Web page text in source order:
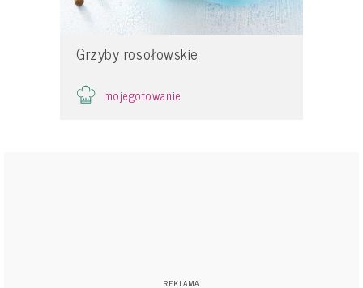
Grzyby rosołowskie
mojegotowanie